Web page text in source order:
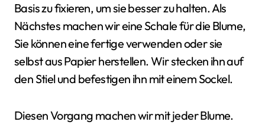
Basis zu fixieren, um sie besser zu halten. Als
Nächstes machen wir eine Schale für die Blume,
Sie können eine fertige verwenden oder sie
selbst aus Papier herstellen. Wir stecken ihn auf
den Stiel und befestigen ihn mit einem Sockel.
Diesen Vorgang machen wir mit jeder Blume.